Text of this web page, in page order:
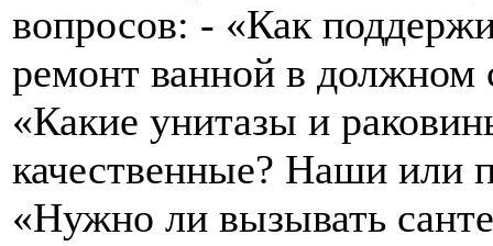
вопросов: - «Как
ремонт ванной в должном
«Какие унитазы и
качественные? Наши или
«Нужно ли вызывать